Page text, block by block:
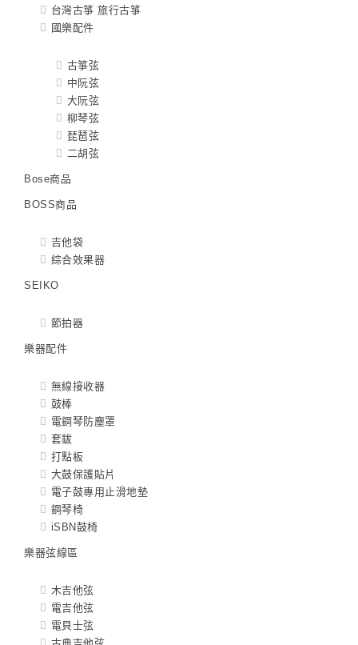
台灣古箏 旅行古箏
國樂配件
古箏弦
中阮弦
大阮弦
柳琴弦
琵琶弦
二胡弦
Bose商品
BOSS商品
吉他袋
綜合效果器
SEIKO
節拍器
樂器配件
無線接收器
鼓棒
電鋼琴防塵罩
套鈸
打點板
大鼓保護貼片
電子鼓專用止滑地墊
鋼琴椅
iSBN鼓椅
樂器弦線區
木吉他弦
電吉他弦
電貝士弦